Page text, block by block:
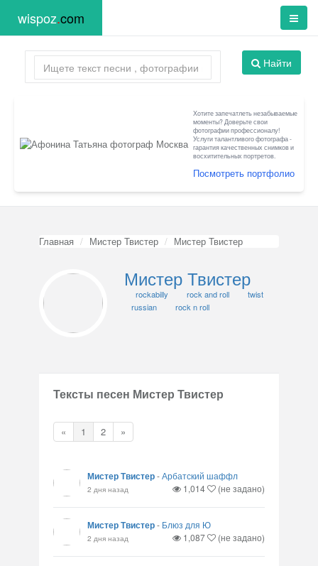
wispoz.com
Найти
Хотите запечатлеть незабываемые
моменты? Доверьте свои
фотографии профессионалу!
Услуги талантливого фотографа -
гарантия качественных снимков и
восхитительных портретов.
Посмотреть портфолио
Главная Мистер Твистер Мистер Твистер
Мистер Твистер
rockabilly rock and roll
twist
russian
rock n roll
Тексты песен Мистер Твистер
« 1 2 »
Мистер Твистер-Арбатский шаффл
2 дня назад 1,014 (не задано)
Мистер Твистер- Блюз для Ю
2 дня назад 1,087 (не задано)